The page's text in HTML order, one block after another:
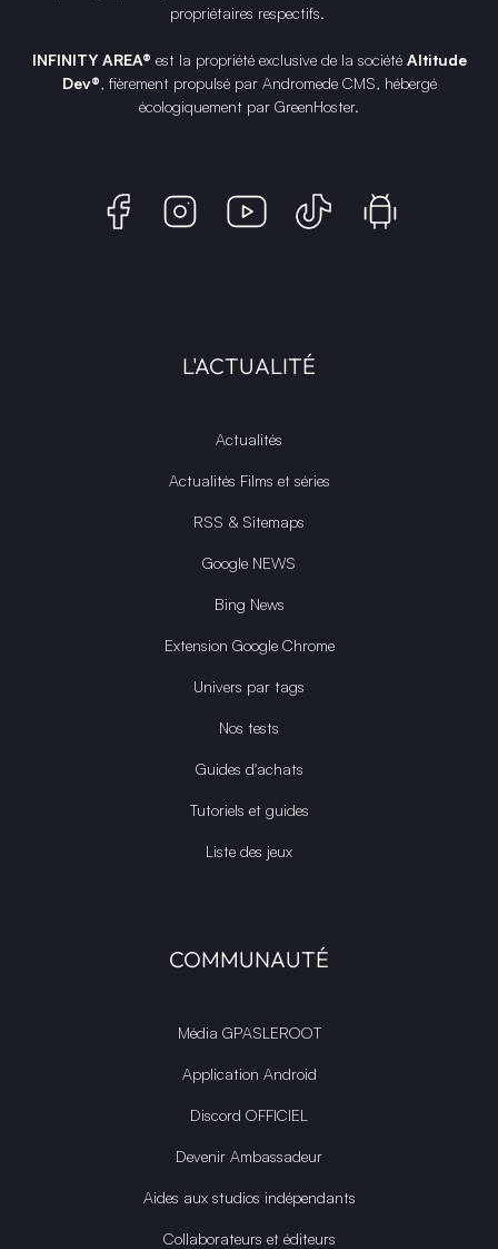
propriétaires respectifs.
INFINITY AREA® est la propriété exclusive de la société Altitude
Dev®, fièrement propulsé par Andromede CMS, hébergé
écologiquement par GreenHoster.
L'ACTUALITÉ
Actualités
Actualités Films et séries
RSS & Sitemaps
Google NEWS
Bing News
Extension Google Chrome
Univers par tags
Nos tests
Guides d'achats
Tutoriels et guides
Liste des jeux
COMMUNAUTÉ
Média GPASLEROOT
Application Android
Discord OFFICIEL
Devenir Ambassadeur
Aides aux studios indépendants
Collaborateurs et éditeurs